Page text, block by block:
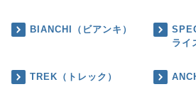
BIANCHI（ビアンキ）
ライ
TREK（トレック）